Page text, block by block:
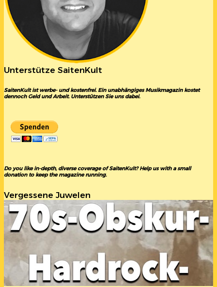
Unterstütze SaitenKult
SaitenKult ist werbe- und kostenfrei. Ein unabhängiges Musikmagazin kostet
dennoch Geld und Arbeit. Unterstützen Sie uns dabei.
Do you like in-depth, diverse coverage of SaitenKult? Help us with a small
donation to keep the magazine running.
Vergessene Juwelen